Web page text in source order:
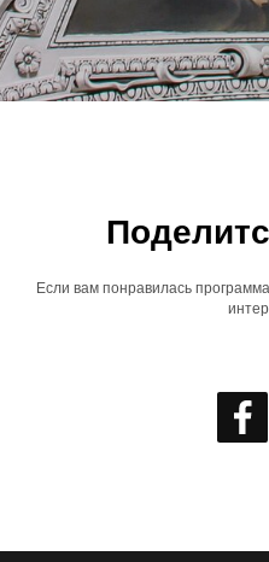
Если вам понравилась